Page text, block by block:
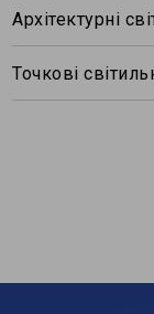
Архітектурні
Точкові